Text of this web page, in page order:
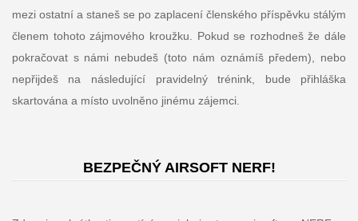
mezi ostatní a staneš se po zaplacení členského příspěvku stálým
členem tohoto zájmového kroužku. Pokud se rozhodneš že dále
pokračovat s námi nebudeš (toto nám oznámíš předem), nebo
nepřijdeš na následující pravidelný trénink, bude přihláška
skartována a místo uvolněno jinému zájemci.
BEZPEČNÝ AIRSOFT NERF!